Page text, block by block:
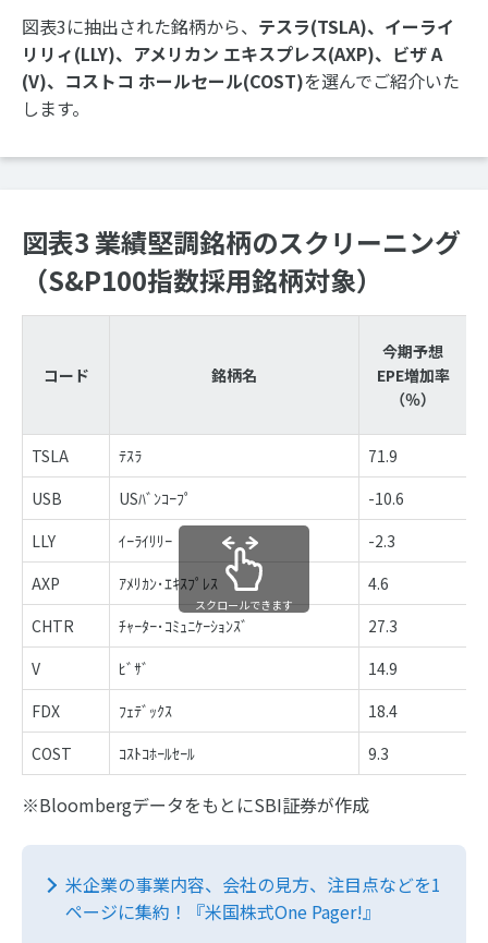
図表3に抽出された銘柄から、 テスラ(TSLA)、イーライ
リリィ(LLY)、アメリカン エキスプレス(AXP)、ビザ A
(V)、コストコ ホールセール(COST)を選んでご紹介いた
します。
図表3 業績堅調銘柄のスクリーニング
（S&P100指数採用銘柄対象）
コード 銘柄名
今期予想
EPE増加率
（％）
TSLA ﾃｽﾗ 71.9
USB
USﾊﾞﾝｺｰﾌﾟ -10.6
LLY
ｲｰﾗｲﾘﾘｰ -2.3
AXP
ｱﾒﾘｶﾝ･ｴｷｽﾌﾟﾚｽ 4.6
CHTR
ﾁｬｰﾀｰ･ｺﾐｭﾆｹｰｼｮﾝｽﾞ 27.3
V
ﾋﾞｻﾞ 14.9
FDX
ﾌｪﾃﾞｯｸｽ 18.4
COST
ｺｽﾄｺﾎｰﾙｾｰﾙ 9.3
スクロールできます
※BloombergデータをもとにSBI証券が作成
米企業の事業内容、会社の見方、注目点などを1
ページに集約！『米国株式One Pager!』